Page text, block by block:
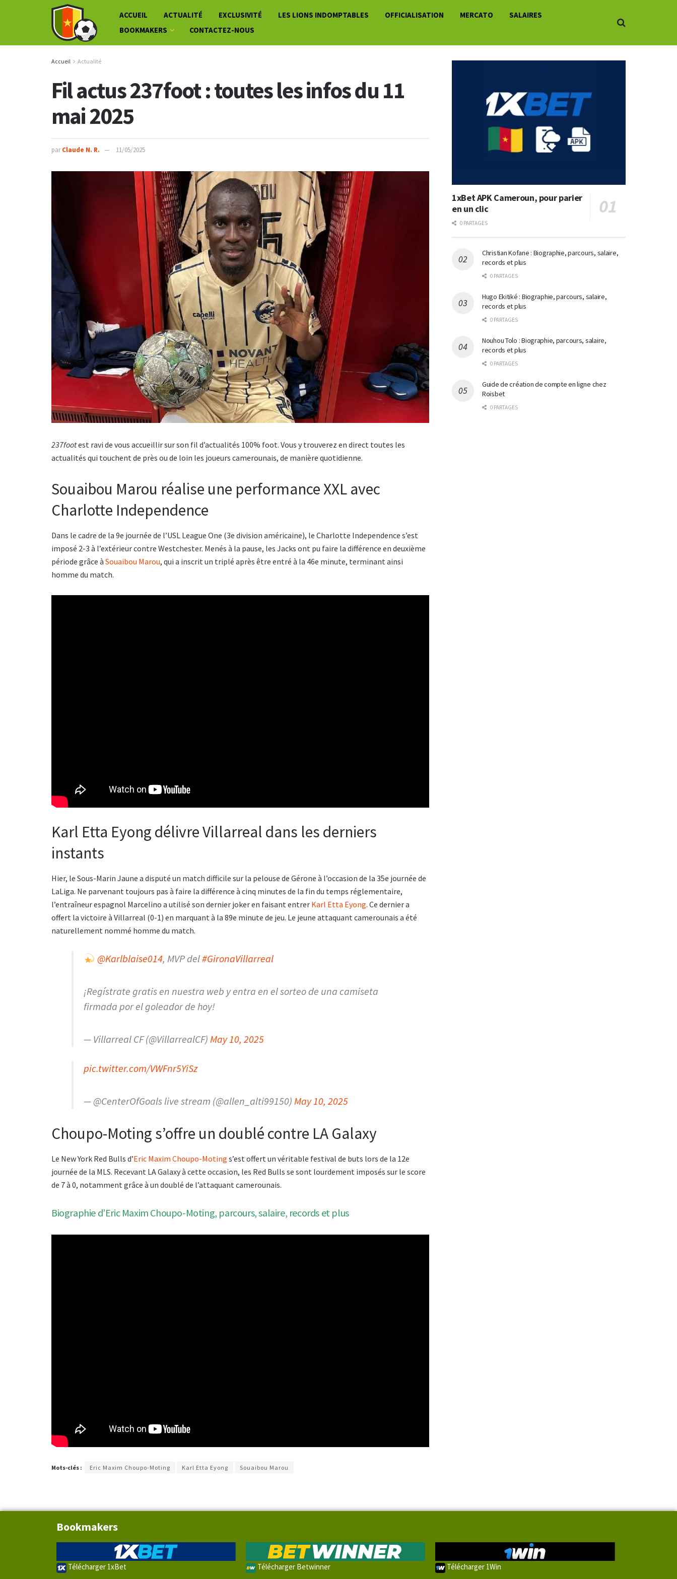
ACCUEIL ACTUALITÉ EXCLUSIVITÉ LES LIONS INDOMPTABLES OFFICIALISATION MERCATO
SALAIRES
BOOKMAKERS
CONTACTEZ-NOUS
Accueil Actualité
Fil actus 237foot : toutes les infos du 11
mai 2025
par Claude N. R. 11/05/2025
237footest ravi de vous accueillir sur son fil d’actualités 100% foot. Vous y trouverez en direct toutes les
actualités qui touchent de près ou de loin les joueurs camerounais, de manière quotidienne.
Souaibou Marou réalise une performance XXL avec
Charlotte Independence
Dans le cadre de la 9e journée de l’USL League One (3e division américaine), le Charlotte Independence s’est
imposé 2-3 à l’extérieur contre Westchester. Menés à la pause, les Jacks ont pu faire la différence en deuxième
période grâce à Souaibou Marou, qui a inscrit un triplé après être entré à la 46e minute, terminant ainsi
homme du match.
Karl Etta Eyong délivre Villarreal dans les derniers
instants
Hier, le Sous-Marin Jaune a disputé un match difficile sur la pelouse de Gérone à l’occasion de la 35e journée de
LaLiga. Ne parvenant toujours pas à faire la différence à cinq minutes de la fin du temps réglementaire,
l’entraîneur espagnol Marcelino a utilisé son dernier joker en faisant entrer Karl Etta Eyong. Ce dernier a
offert la victoire à Villarreal (0-1) en marquant à la 89e minute de jeu. Le jeune attaquant camerounais a été
naturellement nommé homme du match.
@Karlblaise014, MVP del#GironaVillarreal
¡Regístrate gratis en nuestra web y entra en el sorteo de una camiseta
firmada por el goleador de hoy!
— Villarreal CF (@VillarrealCF) May 10, 2025
pic.twitter.com/VWFnr5YiSz
— @CenterOfGoals live stream (@allen_alti99150) May 10, 2025
Choupo-Moting s’offre un doublé contre LA Galaxy
Le New York Red Bulls d’Eric Maxim Choupo-Moting s’est offert un véritable festival de buts lors de la 12e
journée de la MLS. Recevant LA Galaxy à cette occasion, les Red Bulls se sont lourdement imposés sur le score
de 7 à 0, notamment grâce à un doublé de l’attaquant camerounais.
Biographie d’Eric Maxim Choupo-Moting, parcours, salaire, records et plus
Mots-clés : Eric Maxim Choupo-Moting Karl Etta Eyong Souaibou Marou
1xBet APK Cameroun, pour parier
en un clic
0 PARTAGES
Christian Kofane : Biographie, parcours, salaire,
records et plus
0 PARTAGES
Hugo Ekitiké : Biographie, parcours, salaire,
records et plus
0 PARTAGES
Nouhou Tolo : Biographie, parcours, salaire,
records et plus
0 PARTAGES
Guide de création de compte en ligne chez
Roisbet
0 PARTAGES
Bookmakers
Télécharger 1xBet Télécharger Betwinner Télécharger 1Win